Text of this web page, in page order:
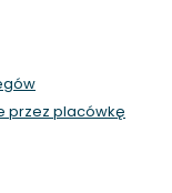
przez placówkę